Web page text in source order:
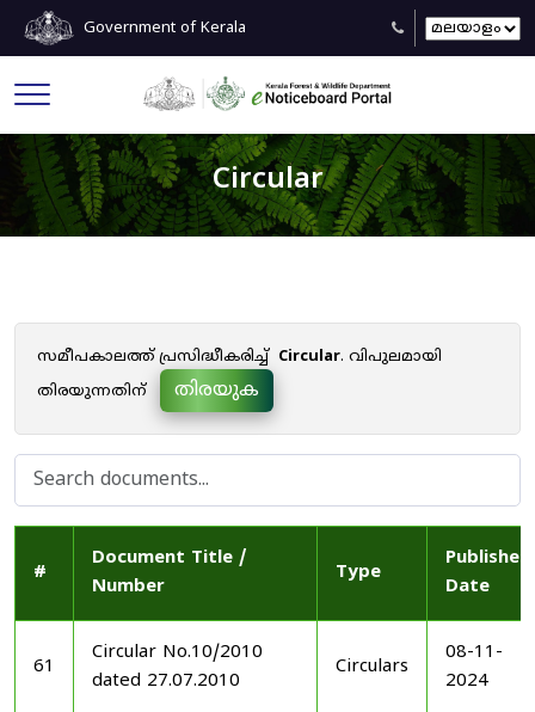
Government of Kerala
Circular
സമീപകാലത്ത് പ്രസിദ്ധീകരിച്ച് Circular. വിപുലമായി
തിരയുന്നതിന്
തിരയുക
#
Document Title /
Number
Type
Published
Date
61
Circular No.10/2010
dated 27.07.2010
Circulars
08-11-
2024